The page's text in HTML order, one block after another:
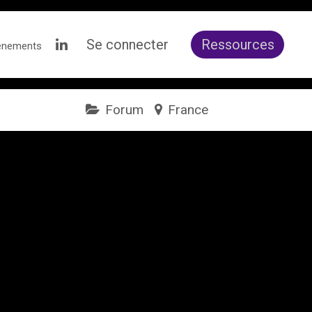
Se connecter Ressources
Forum France